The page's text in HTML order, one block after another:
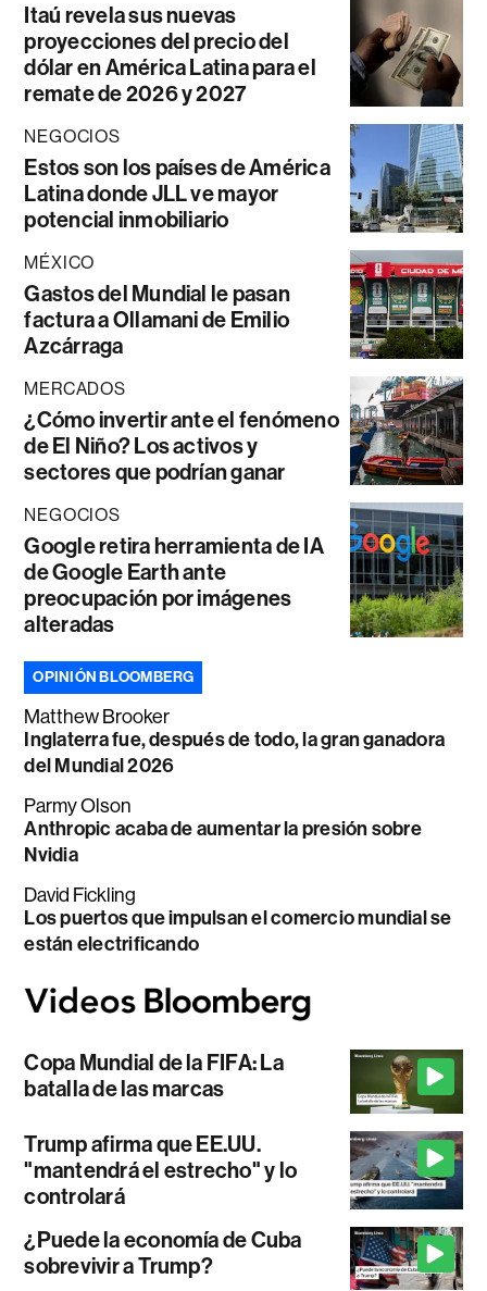
Itaú revela sus nuevas
proyecciones del precio del
dólar en América Latina para el
remate de 2026 y 2027
NEGOCIOS
Estos son los países de América
Latina donde JLL ve mayor
potencial inmobiliario
MÉXICO
Gastos del Mundial le pasan
factura a Ollamani de Emilio
Azcárraga
MERCADOS
¿Cómo invertir ante el fenómeno
de El Niño? Los activos y
sectores que podrían ganar
NEGOCIOS
Google retira herramienta de IA
de Google Earth ante
preocupación por imágenes
alteradas
OPINIÓN BLOOMBERG
Matthew Brooker
Inglaterra fue, después de todo, la gran ganadora
del Mundial 2026
Parmy Olson
Anthropic acaba de aumentar la presión sobre
Nvidia
David Fickling
Los puertos que impulsan el comercio mundial se
están electrificando
Copa Mundial de la FIFA: La
batalla de las marcas
Trump afirma que EE.UU.
"mantendrá el estrecho" y lo
controlará
¿Puede la economía de Cuba
sobrevivir a Trump?